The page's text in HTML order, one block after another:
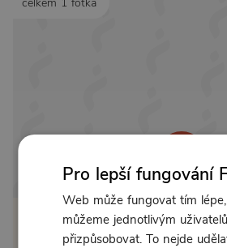
Klikněte pro
Pro lepší fungování
Web může fungovat tím
můžeme jednotlivým
přizpůsobovat. To nejde